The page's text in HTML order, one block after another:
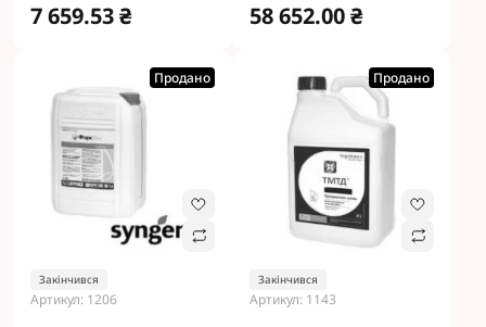
7 659.53 ₴ 58 652.00 ₴
Продано
Закінчився
Артикул: 1206
Продано
Закінчився
Артикул: 1143